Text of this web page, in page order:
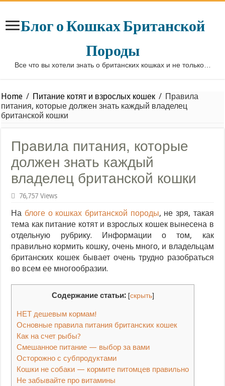
Блог о Кошках Британской
Породы
Все что вы хотели знать о британских кошках и не только…
Home / Питание котят и взрослых кошек / Правила
питания, которые должен знать каждый владелец
британской кошки
Правила питания, которые
должен знать каждый
владелец британской кошки
76,757 Views
На блоге о кошках британской породы, не зря, такая
тема как питание котят и взрослых кошек вынесена в
отдельную рубрику. Информации о том, как
правильно кормить кошку, очень много, и владельцам
британских кошек бывает очень трудно разобраться
во всем ее многообразии.
Содержание статьи: [скрыть]
НЕТ дешевым кормам!
Основные правила питания британских кошек
Как на счет рыбы?
Смешанное питание — выбор за вами
Осторожно с субпродуктами
Кошки не собаки — кормите питомцев правильно
Не забывайте про витамины